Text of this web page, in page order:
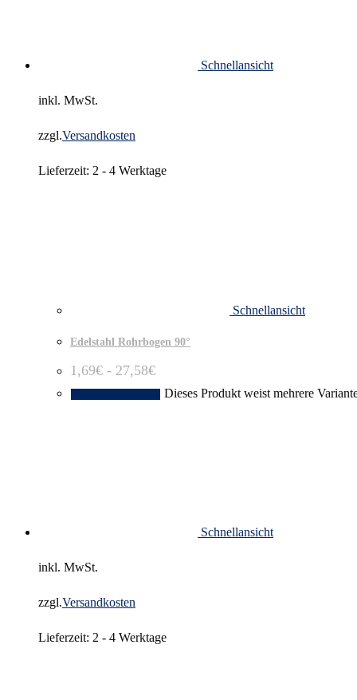
Schnellansicht
inkl. MwSt.
zzgl.Versandkosten
Lieferzeit: 2 - 4 Werktage
Schnellansicht
Edelstahl Rohrbogen 90°
1,69€ - 27,58€
Dieses Produkt weist mehrere
Schnellansicht
inkl. MwSt.
zzgl.Versandkosten
Lieferzeit: 2 - 4 Werktage